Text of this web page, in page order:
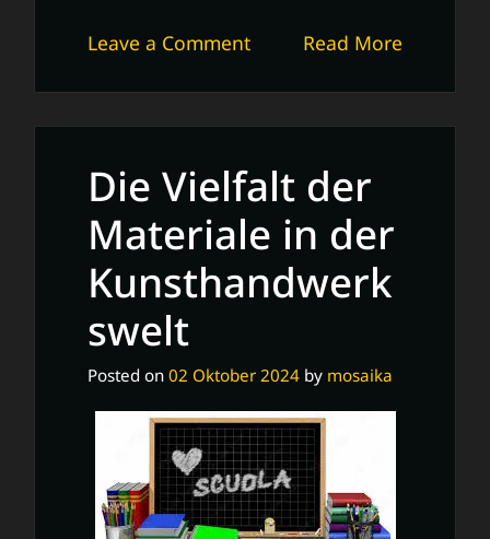
Read More
Leave a Commenton
faszinierende
Welt
Malerei:
Pinsel
und
kreative
Die Vielfalt der
Materiale in der
Kunsthandwerk
swelt
Posted on 02 Oktober 2024 by mosaika